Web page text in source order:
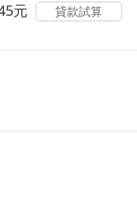
元 貸款試算